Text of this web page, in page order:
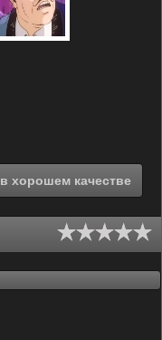
Смотреть онлайн Мидори (1992) в хорошем качестве